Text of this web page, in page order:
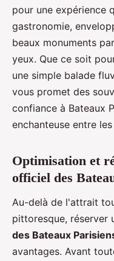
pour une expérience
gastronomie,
beaux monuments
yeux. Que ce soit
une simple balade
vous promet des
confiance à Bateaux
enchanteuse entre
Optimisation et
officiel des
Au-delà de l'attrait
pittoresque, réserver
des Bateaux
avantages. Avant